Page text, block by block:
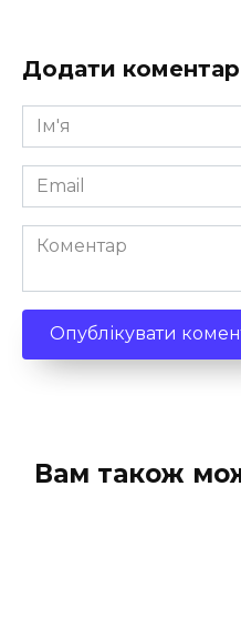
Додати коментар
Ім'я
*
Email
*
Коментар
Вам також